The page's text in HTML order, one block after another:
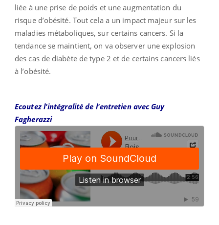
liée à une prise de poids et une augmentation du
risque d’obésité. Tout cela a un impact majeur sur les
maladies métaboliques, sur certains cancers. Si la
tendance se maintient, on va observer une explosion
des cas de diabète de type 2 et de certains cancers liés
à l’obésité.
Ecoutez l'intégralité de l'entretien avec Guy
Fagherazzi